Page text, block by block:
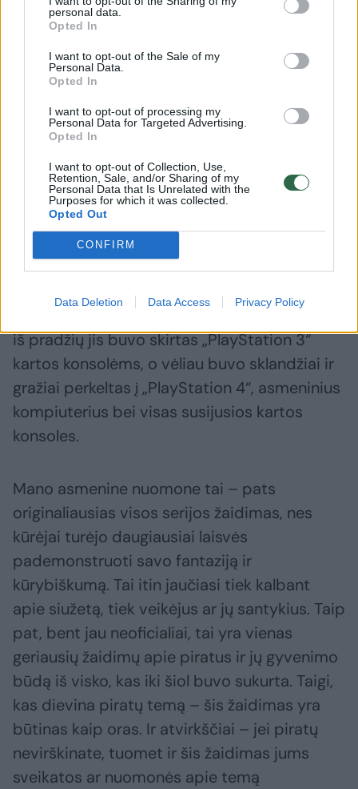
personal data.
Opted In
I want to opt-out of the Sale of my
Personal Data.
Opted In
I want to opt-out of processing my
Personal Data for Targeted Advertising.
Opted In
I want to opt-out of Collection, Use,
Retention, Sale, and/or Sharing of my
Personal Data that Is Unrelated with the
Purposes for which it was collected.
Opted Out
CONFIRM
Data Deletion Data Access Privacy Policy
Daugiau nuotraukų (20)
„Assassin‘s Creed“ žaidimus kaip bandeles
kūrėjai pradėjo kepti nuo 2007 metų, o viso
iki šiol išleista 14 pagrindinių serijos dalių. Jei
skaičiuotume su šalutinėmis arba tais
žaidimais, kurie skirti mobiliems įrenginiams,
tai šis skaičius tikrai yra perkopęs 20. Tuo
metu „Black Flag“ buvo išleistas 2013 metais,
iš pradžių jis buvo skirtas „PlayStation 3“
kartos konsolėms, o vėliau buvo sklandžiai ir
gražiai perkeltas į „PlayStation 4“, asmeninius
kompiuterius bei visas susijusios kartos
konsoles.
Mano asmenine nuomone tai – pats
originaliausias visos serijos žaidimas, nes
kūrėjai turėjo daugiausiai laisvės
pademonstruoti savo fantaziją ir
kūrybiškumą. Tai itin jaučiasi tiek kalbant
apie siužetą, tiek veikėjus ar jų santykius. Taip
pat, bent jau neoficialiai, tai yra vienas
geriausių žaidimų apie piratus ir jų gyvenimo
būdą iš visko, kas iki šiol buvo sukurta. Taigi,
kas dievina piratų temą – šis žaidimas yra
būtinas kaip oras. Ir atvirkščiai – jei piratų
nevirškinate, tuomet ir šis žaidimas jums
sveikatos ar nuomonės apie temą